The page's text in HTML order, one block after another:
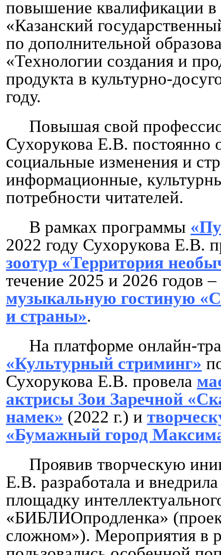
повышение квалификации
«Казанский
по дополнительной
«Технологии создания и
продукта в культурно-
году.
Повышая свой
Сухорукова Е.В. постоянно
социальные изменения и
информационные,
потребности читателей.
В рамках программы
2022 году Сухорукова Е.В.
зоотур «Территория
течение 2025 и 2026 годов –
музыкальную гостиную
и страны».
На платформе онлайн-
«Культурный стриминг»
Сухорукова Е.В. провела
актрисы Зои Заречной
намек» (2022 г.) и
«Бумажный город
Проявив творческую
Е.В. разработала и
площадку
«БИБЛИОпродленка»
сложном»). Мероприятия в